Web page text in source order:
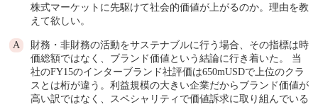
株式マーケットに先駆けて社会的価値が上がるのか。理由を教
えて欲しい。
財務・非財務の活動をサステナブルに行う場合、その指標は時
価総額ではなく、ブランド価値という結論に行き着いた。 当
社のFY15のインターブランド社評価は650mUSDで上位のクラ
スとは桁が違う。利益規模の大きい企業だからブランド価値が
高い訳ではなく、スペシャリティで価値訴求に取り組んでいる